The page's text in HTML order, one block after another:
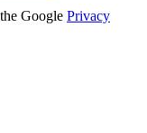
Google Privacy